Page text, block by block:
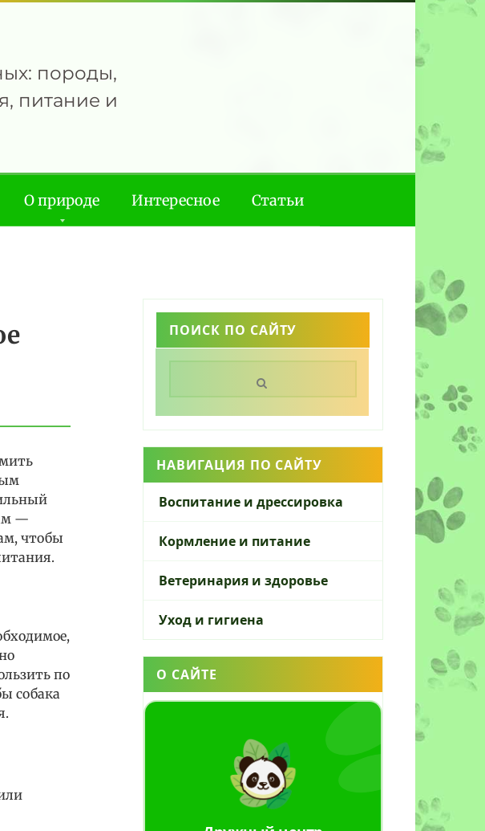
породы,
питание и
О природе Интересное Статьи
—
чтобы
по
собака
ПОИСК ПО САЙТУ
НАВИГАЦИЯ ПО САЙТУ
Воспитание и дрессировка
Кормление и питание
Ветеринария и здоровье
Уход и гигиена
О САЙТЕ